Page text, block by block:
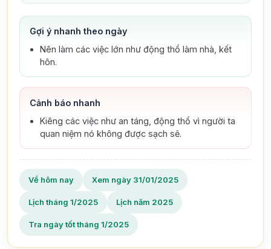
Gợi ý nhanh theo ngày
Nên làm các việc lớn như động thổ làm nhà, kết
hôn.
Cảnh báo nhanh
Kiêng các việc như an táng, động thổ vì người ta
quan niệm nó không được sạch sẽ.
Về hôm nay Xem ngày 31/01/2025
Lịch tháng 1/2025 Lịch năm 2025
Tra ngày tốt tháng 1/2025